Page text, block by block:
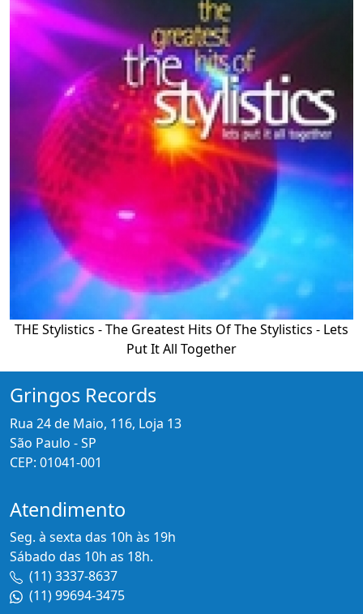
THE Stylistics - The Greatest Hits Of The Stylistics - Lets
Put It All Together
Gringos Records
Rua 24 de Maio, 116, Loja 13
São Paulo - SP
CEP: 01041-001
Atendimento
Seg. à sexta das 10h às 19h
Sábado das 10h as 18h.
(11) 3337-8637
(11) 99694-3475